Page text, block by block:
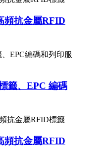
頻抗金屬RFID
籤、EPC 編碼
頻抗金屬RFID